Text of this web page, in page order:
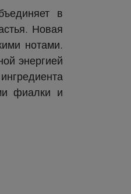
в
Новая
нотами.
энергией
фиалки и